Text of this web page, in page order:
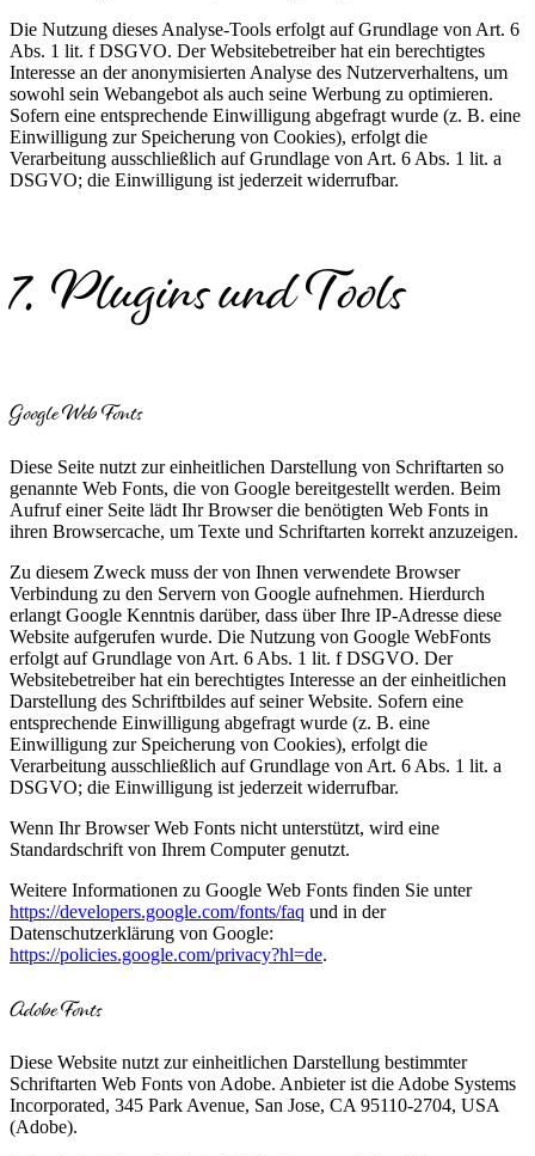
Die Nutzung dieses Analyse-Tools erfolgt auf Grundlage von Art. 6
Abs. 1 lit. f DSGVO. Der Websitebetreiber hat ein berechtigtes
Interesse an der anonymisierten Analyse des Nutzerverhaltens, um
sowohl sein Webangebot als auch seine Werbung zu optimieren.
Sofern eine entsprechende Einwilligung abgefragt wurde (z. B. eine
Einwilligung zur Speicherung von Cookies), erfolgt die
Verarbeitung ausschließlich auf Grundlage von Art. 6 Abs. 1 lit. a
DSGVO; die Einwilligung ist jederzeit widerrufbar.
7. Plugins und Tools
Google Web Fonts
Diese Seite nutzt zur einheitlichen Darstellung von Schriftarten so
genannte Web Fonts, die von Google bereitgestellt werden. Beim
Aufruf einer Seite lädt Ihr Browser die benötigten Web Fonts in
ihren Browsercache, um Texte und Schriftarten korrekt anzuzeigen.
Zu diesem Zweck muss der von Ihnen verwendete Browser
Verbindung zu den Servern von Google aufnehmen. Hierdurch
erlangt Google Kenntnis darüber, dass über Ihre IP-Adresse diese
Website aufgerufen wurde. Die Nutzung von Google WebFonts
erfolgt auf Grundlage von Art. 6 Abs. 1 lit. f DSGVO. Der
Websitebetreiber hat ein berechtigtes Interesse an der einheitlichen
Darstellung des Schriftbildes auf seiner Website. Sofern eine
entsprechende Einwilligung abgefragt wurde (z. B. eine
Einwilligung zur Speicherung von Cookies), erfolgt die
Verarbeitung ausschließlich auf Grundlage von Art. 6 Abs. 1 lit. a
DSGVO; die Einwilligung ist jederzeit widerrufbar.
Wenn Ihr Browser Web Fonts nicht unterstützt, wird eine
Standardschrift von Ihrem Computer genutzt.
Weitere Informationen zu Google Web Fonts finden Sie unter
https://developers.google.com/fonts/faq und in der
Datenschutzerklärung von Google:
https://policies.google.com/privacy?hl=de.
Adobe Fonts
Diese Website nutzt zur einheitlichen Darstellung bestimmter
Schriftarten Web Fonts von Adobe. Anbieter ist die Adobe Systems
Incorporated, 345 Park Avenue, San Jose, CA 95110-2704, USA
(Adobe).